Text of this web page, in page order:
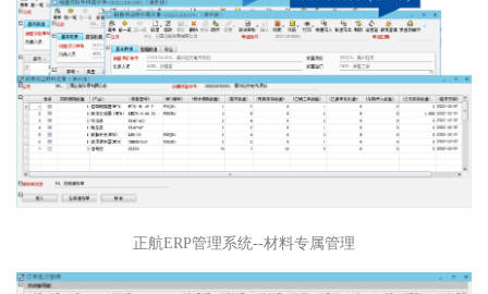
正航ERP管理系统--材料专属管理